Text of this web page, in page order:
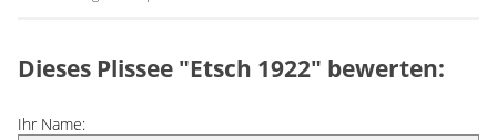
Dieses Plissee "Etsch 1922" bewerten:
Ihr Name: